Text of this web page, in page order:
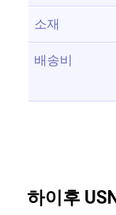
소재
배송비
하이후